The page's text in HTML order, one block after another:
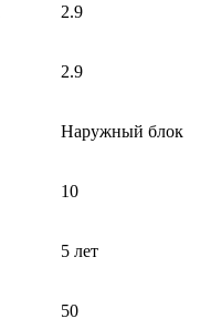
2.9
2.9
Наружный блок
10
5 лет
50